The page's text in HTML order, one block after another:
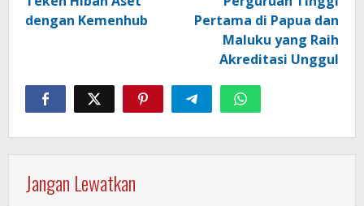
dengan Kemenhub
Pertama di Papua dan
Maluku yang Raih
Akreditasi Unggul
Jangan Lewatkan